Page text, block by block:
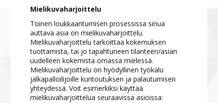
Mielikuvaharjoittelu
Toinen loukkaantumisen prosessissa sinua
auttava asia on mielikuvaharjoittelu.
Mielikuvaharjoittelu tarkoittaa kokemuksen
tuottamista, tai jo tapahtuneen tilanteen/asian
uudelleen kokemista omassa mielessä.
Mielikuvaharjoittelu on hyödyllinen työkalu
jalkapalloilijoille kuntoutuksen ja palautumisen
yhteydessä. Voit esimerkiksi käyttää
mielikuvaharjoittelua seuraavissa asioissa: